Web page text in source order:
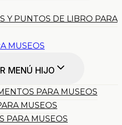
Y PUNTOS DE LIBRO PARA
MUSEOS
MENÚ HIJO
PARA MUSEOS
MUSEOS
PARA MUSEOS